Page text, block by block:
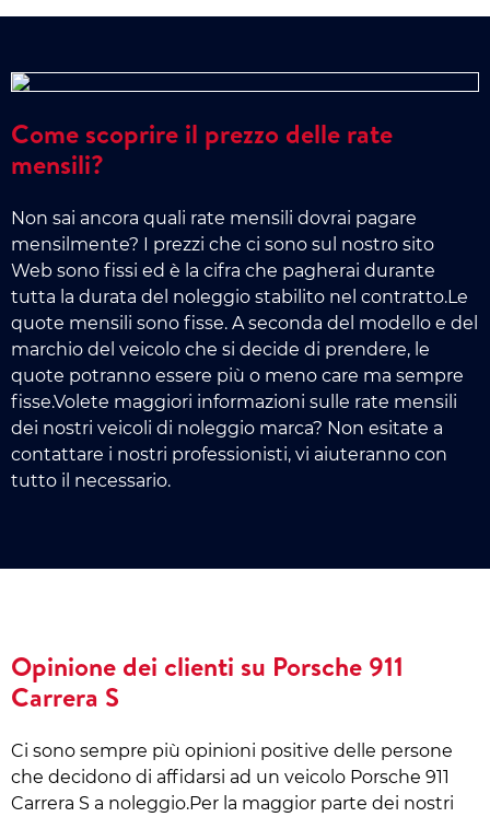
Come scoprire il prezzo delle rate
mensili?
Non sai ancora quali rate mensili dovrai pagare
mensilmente? I prezzi che ci sono sul nostro sito
Web sono fissi ed è la cifra che pagherai durante
tutta la durata del noleggio stabilito nel contratto.Le
quote mensili sono fisse. A seconda del modello e del
marchio del veicolo che si decide di prendere, le
quote potranno essere più o meno care ma sempre
fisse.Volete maggiori informazioni sulle rate mensili
dei nostri veicoli di noleggio marca? Non esitate a
contattare i nostri professionisti, vi aiuteranno con
tutto il necessario.
Opinione dei clienti su Porsche 911
Carrera S
Ci sono sempre più opinioni positive delle persone
che decidono di affidarsi ad un veicolo Porsche 911
Carrera S a noleggio.Per la maggior parte dei nostri